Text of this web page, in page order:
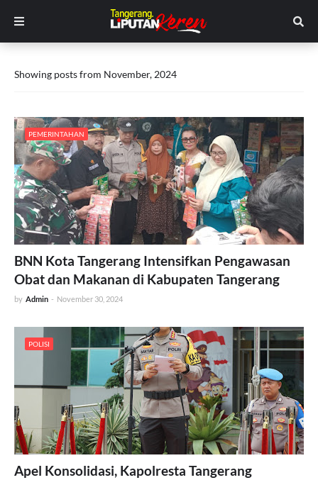
Showing posts from November, 2024
PEMERINTAHAN
BNN Kota Tangerang Intensifkan Pengawasan
Obat dan Makanan di Kabupaten Tangerang
by Admin - November 30, 2024
POLISI
Apel Konsolidasi, Kapolresta Tangerang